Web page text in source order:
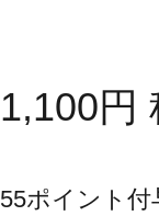
1,100円
55ポイント付